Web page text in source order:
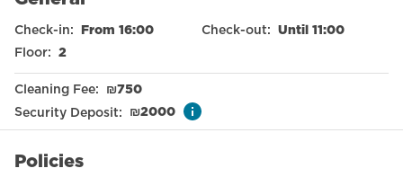
Free parking on premises
Sea view
Nespresso machine
Elevator
Check-in:
From 16:00
Floor: 2
Check-out: Until 11:00
Cleaning Fee: ₪750
Security Deposit: ₪2000
Policies